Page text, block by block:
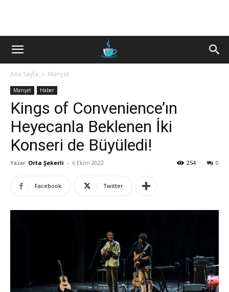
Ana Sayfa Manşet
Manşet Haber
Kings of Convenience’ın
Heyecanla Beklenen İki
Konseri de Büyüledi!
Yazar Orta Şekerli - 6 Ekim 2022 0
254
Facebook Twitter